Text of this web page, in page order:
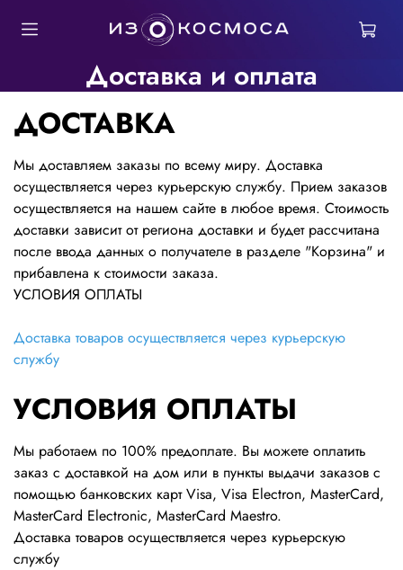
Доставка и оплата
ДОСТАВКА
Мы доставляем заказы по всему миру. Доставка
осуществляется через курьерскую службу. Прием заказов
осуществляется на нашем сайте в любое время. Стоимость
доставки зависит от региона доставки и будет рассчитана
после ввода данных о получателе в разделе "Корзина" и
прибавлена к стоимости заказа.
УСЛОВИЯ ОПЛАТЫ
Доставка товаров осуществляется через курьерскую
службу
УСЛОВИЯ ОПЛАТЫ
Мы работаем по 100% предоплате. Вы можете оплатить
заказ с доставкой на дом или в пункты выдачи заказов с
помощью банковских карт Visa, Visa Electron, MasterCard,
MasterCard Electronic, MasterCard Maestro.
Доставка товаров осуществляется через курьерскую
службу